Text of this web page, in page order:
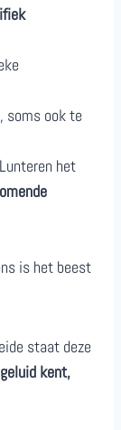
soms ook te
het
is het beest
staat deze
kent,